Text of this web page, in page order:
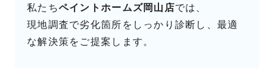
私たちペイントホームズ岡山店では、
現地調査で劣化箇所をしっかり診断し、最適
な解決策をご提案します。